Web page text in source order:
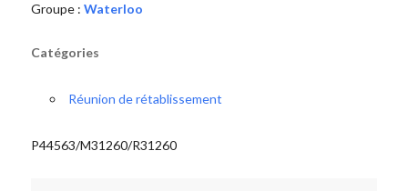
Groupe : Waterloo
Catégories
Réunion de rétablissement
P44563/M31260/R31260